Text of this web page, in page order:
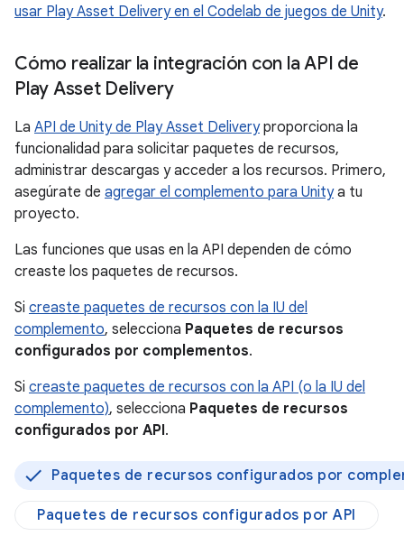
usar Play Asset Delivery en el Codelab de juegos de Unity.
Cómo realizar la integración con la API de
Play Asset Delivery
La API de Unity de Play Asset Deliveryproporciona la
funcionalidad para solicitar paquetes de recursos,
administrar descargas y acceder a los recursos. Primero,
asegúrate de agregar el complemento para Unitya tu
proyecto.
Las funciones que usas en la API dependen de cómo
creaste los paquetes de recursos.
Si creaste paquetes de recursos con la IU del
complemento, selecciona Paquetes de recursos
configurados por complementos.
Si creaste paquetes de recursos con la API (o la IU del
complemento), selecciona Paquetes de recursos
configurados por API.
Paquetes de recursos configurados por
Paquetes de recursos configurados por API